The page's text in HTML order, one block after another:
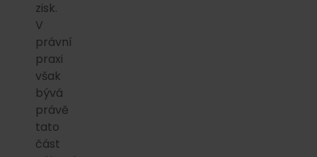
zisk.
V
právní
praxi
však
bývá
právě
tato
část